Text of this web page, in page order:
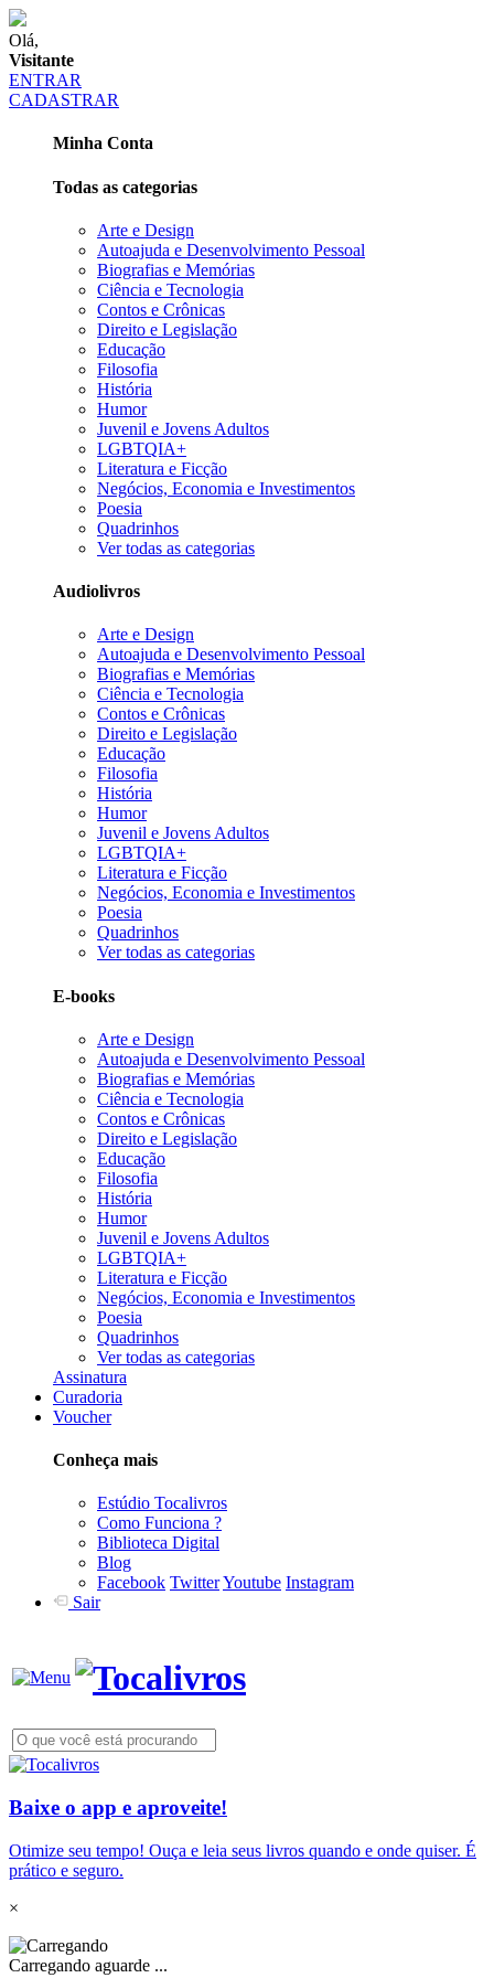
Olá,
Visitante
ENTRAR
CADASTRAR
Minha Conta
Todas as categorias
Arte e Design
Autoajuda e Desenvolvimento Pessoal
Biografias e Memórias
Ciência e Tecnologia
Contos e Crônicas
Direito e Legislação
Educação
Filosofia
História
Humor
Juvenil e Jovens Adultos
LGBTQIA+
Literatura e Ficção
Negócios, Economia e Investimentos
Poesia
Quadrinhos
Ver todas as categorias
Audiolivros
Arte e Design
Autoajuda e Desenvolvimento Pessoal
Biografias e Memórias
Ciência e Tecnologia
Contos e Crônicas
Direito e Legislação
Educação
Filosofia
História
Humor
Juvenil e Jovens Adultos
LGBTQIA+
Literatura e Ficção
Negócios, Economia e Investimentos
Poesia
Quadrinhos
Ver todas as categorias
E-books
Arte e Design
Autoajuda e Desenvolvimento Pessoal
Biografias e Memórias
Ciência e Tecnologia
Contos e Crônicas
Direito e Legislação
Educação
Filosofia
História
Humor
Juvenil e Jovens Adultos
LGBTQIA+
Literatura e Ficção
Negócios, Economia e Investimentos
Poesia
Quadrinhos
Ver todas as categorias
Assinatura
Curadoria
Voucher
Conheça mais
Estúdio Tocalivros
Como Funciona ?
Biblioteca Digital
Blog
Facebook TwitterYoutube Instagram
Sair
Baixe o app e aproveite!
Otimize seu tempo! Ouça e leia seus livros quando e onde quiser. É
prático e seguro.
×
Carregando aguarde ...